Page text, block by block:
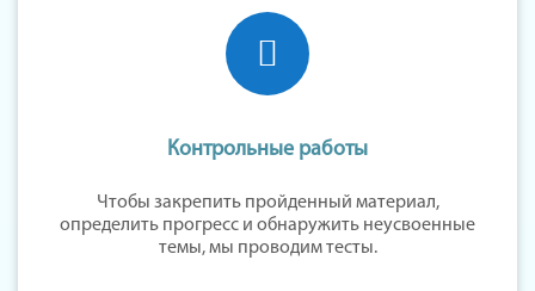
Контрольные работы
Чтобы закрепить пройденный материал,
определить прогресс и обнаружить неусвоенные
темы, мы проводим тесты.